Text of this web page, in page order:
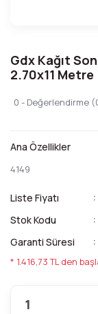
Gdx Kağıt
2.70x11 Metre
0 - Değerlendirme
Ana Özellikler
4149
Liste Fiyatı
Stok Kodu
Garanti Süresi
* 1.416,73 TL den